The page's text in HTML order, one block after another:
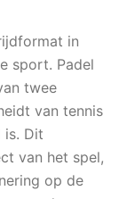
in
sport. Padel
twee
van tennis
is. Dit
van het spel,
op de